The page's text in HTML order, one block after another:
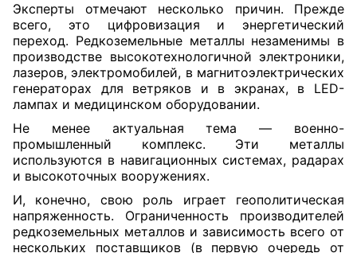
Эксперты отмечают несколько причин. Прежде
всего, это цифровизация и энергетический
переход. Редкоземельные металлы незаменимы в
производстве высокотехнологичной электроники,
лазеров, электромобилей, в магнитоэлектрических
генераторах для ветряков и в экранах, в LED-
лампах и медицинском оборудовании.
Не менее актуальная тема — военно-
промышленный комплекс. Эти металлы
используются в навигационных системах, радарах
и высокоточных вооружениях.
И, конечно, свою роль играет геополитическая
напряженность. Ограниченность производителей
редкоземельных металлов и зависимость всего от
нескольких поставщиков (в первую очередь от